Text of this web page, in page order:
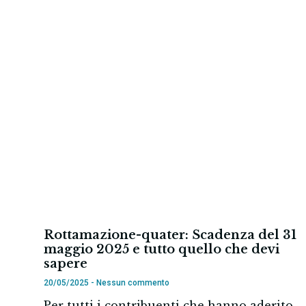
Rottamazione-quater: Scadenza del 31
maggio 2025 e tutto quello che devi
sapere
20/05/2025 Nessun commento